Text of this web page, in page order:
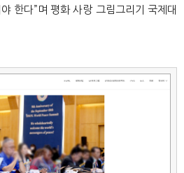
한다”며 평화 사랑 그림그리기 국제대